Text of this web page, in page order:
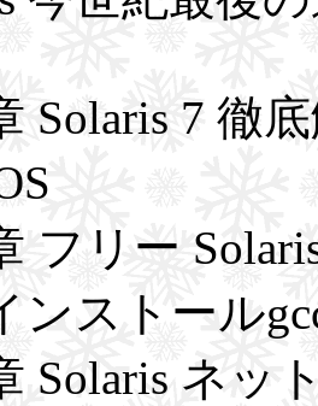
Solaris 7 徹
フリー
ンストール
Solaris ネッ